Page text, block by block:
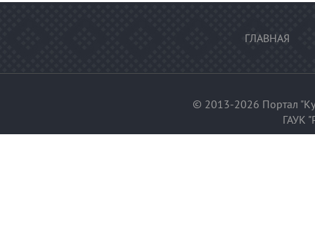
ГЛАВНАЯ
© 2013-2026 Портал
ГАУК